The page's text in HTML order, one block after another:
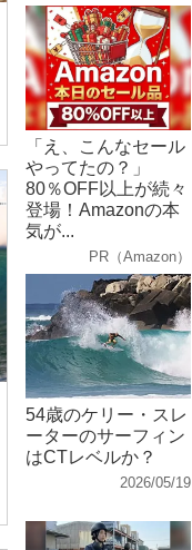
「え、こんなセール
やってたの？」
80％OFF以上が続々
登場！Amazonの本
気が...
PR（Amazon）
54歳のケリー・スレ
ーターのサーフィン
はCTレベルか？
2026/05/19